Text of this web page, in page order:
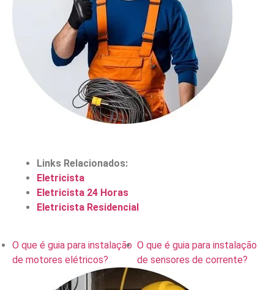
Links Relacionados:
Eletricista
Eletricista 24 Horas
Eletricista Residencial
O que é guia para instalação
de motores elétricos?
O que é guia para instalação
de sensores de corrente?